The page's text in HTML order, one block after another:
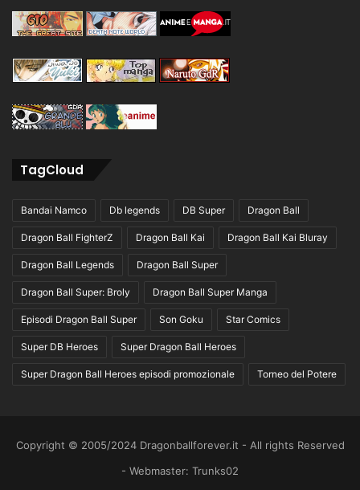
TagCloud
Bandai Namco Db legends DB Super Dragon Ball
Dragon Ball FighterZ Dragon Ball Kai Dragon Ball Kai Bluray
Dragon Ball Legends Dragon Ball Super
Dragon Ball Super: Broly Dragon Ball Super Manga
Episodi Dragon Ball Super Son Goku Star Comics
Super DB Heroes Super Dragon Ball Heroes
Super Dragon Ball Heroes episodi promozionale Torneo del Potere
Copyright © 2005/2024 Dragonballforever.it - All rights Reserved
- Webmaster: Trunks02